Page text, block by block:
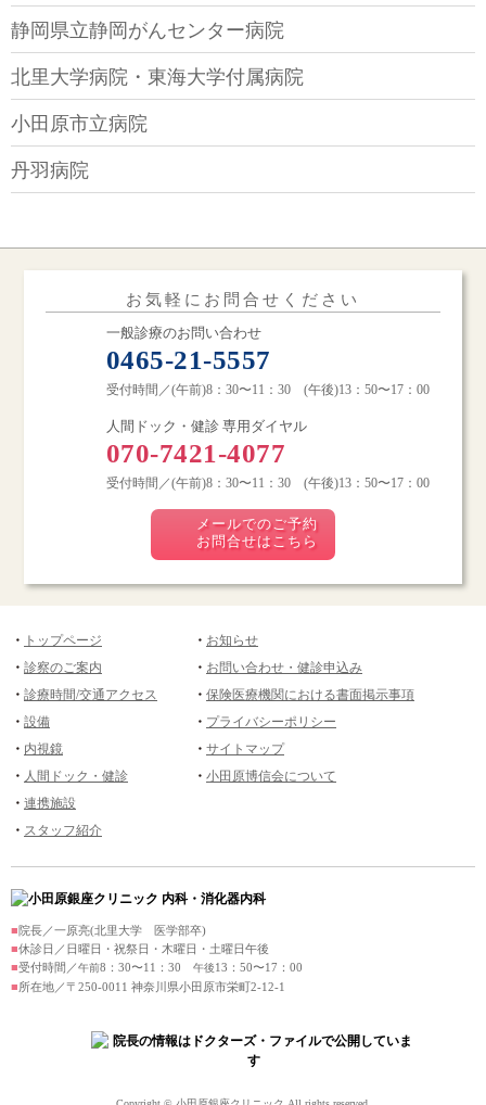
静岡県立静岡がんセンター病院
北里大学病院・東海大学付属病院
小田原市立病院
丹羽病院
お気軽にお問合せくださ い
一般診療のお問い合わせ
0465-21-5557
受付時間／(午前)8：30〜11：30 (午後)13：50〜17：00
人間ドック・健診 専用ダイヤル
070-7421-4077
受付時間／(午前)8：30〜11：30 (午後)13：50〜17：00
メールでのご予約
お問合せはこちら
トップページ
診察のご案内
診療時間/交通アクセス
設備
内視鏡
人間ドック・健診
連携施設
スタッフ紹介
お知らせ
お問い合わせ・健診申込み
保険医療機関における書面掲示事項
プライバシーポリシー
サイトマップ
小田原博信会について
院長／一原亮(北里大学 医学部卒)
休診日／日曜日・祝祭日・木曜日・土曜日午後
受付時間／午前8：30〜11：30 午後13：50〜17：00
所在地／〒250-0011 神奈川県小田原市栄町2-12-1